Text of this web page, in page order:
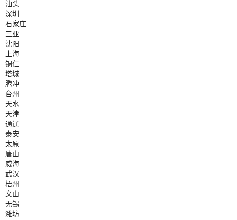
汕头
深圳
石家庄
三亚
沈阳
上海
铜仁
塔城
腾冲
台州
天水
天津
通辽
泰安
太原
唐山
威海
武汉
梧州
文山
无锡
潍坊